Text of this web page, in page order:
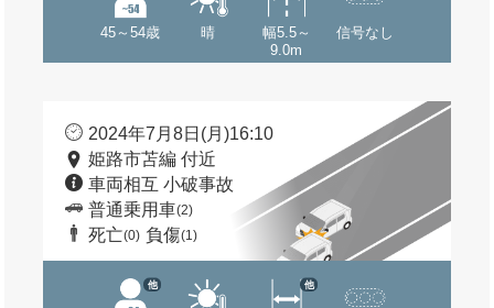
45～54歳 晴
幅5.5～
9.0m
信号なし
2024年7月8日(月)16:10
姫路市苫編 付近
車両相互 小破事故
普通乗用車(2)
死亡(0) 負傷(1)
他 他